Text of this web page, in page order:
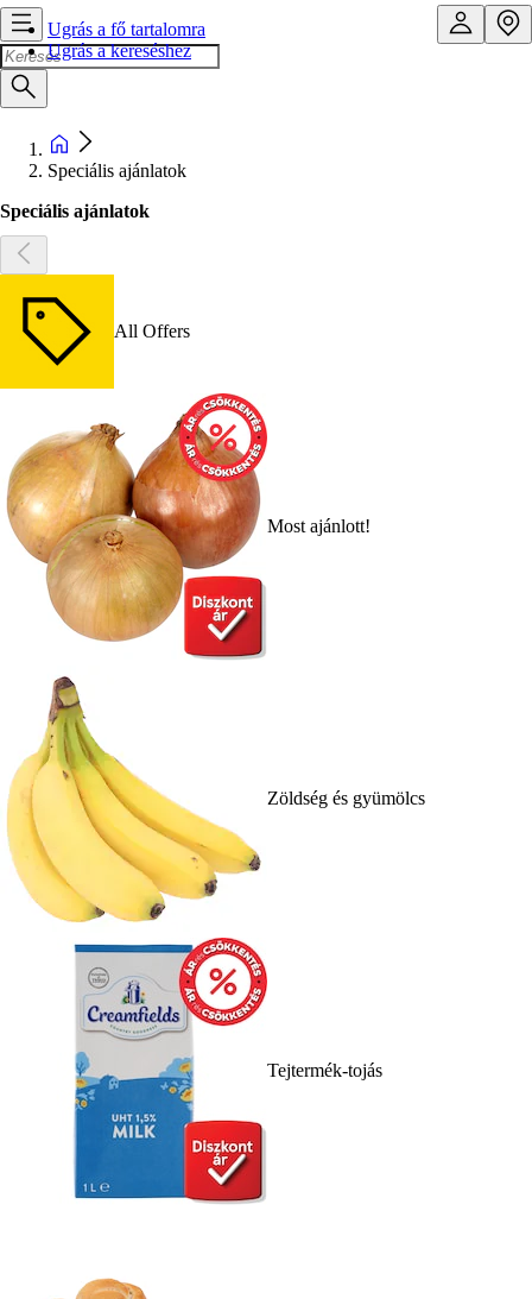
Ugrás a fő tartalomra
Ugrás a kereséshez
Speciális ajánlatok
Speciális ajánlatok
All Offers
Most ajánlott!
Zöldség és gyümölcs
Tejtermék-tojás